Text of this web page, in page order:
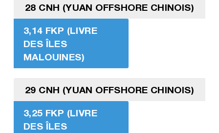
28 CNH (YUAN OFFSHORE CHINOIS)
3,14 FKP (LIVRE
DES ÎLES
MALOUINES)
29 CNH (YUAN OFFSHORE CHINOIS)
3,25 FKP (LIVRE
DES ÎLES